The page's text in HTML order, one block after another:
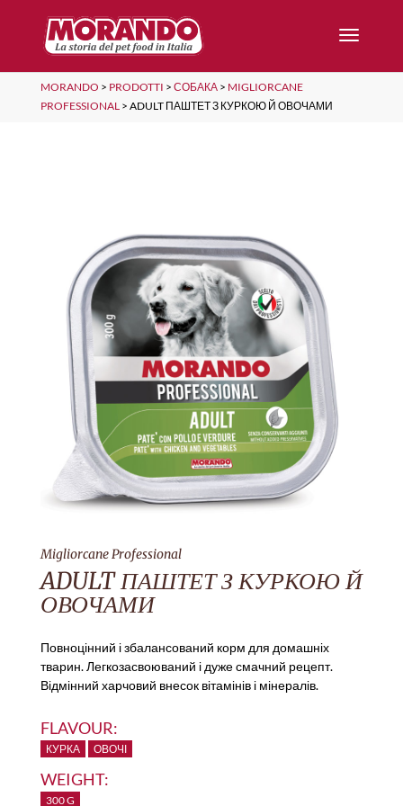
MORANDO > PRODOTTI > СОБАКА> MIGLIORCANE
PROFESSIONAL> ADULT ПАШТЕТ З КУРКОЮ Й ОВОЧАМИ
Migliorcane Professional
ADULT ПАШТЕТ З КУРКОЮ Й
ОВОЧАМИ
Повноцінний і збалансований корм для домашніх
тварин. Легкозасвоюваний і дуже смачний рецепт.
Відмінний харчовий внесок вітамінів і мінералів.
FLAVOUR:
КУРКА ОВОЧІ
WEIGHT:
300 G